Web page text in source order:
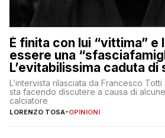
È finita con lui “vittima” e
essere una
L’evitabilissima caduta di
L’intervista rilasciata da Francesco
sta facendo discutere a causa di
calciatore
LORENZO TOSA-OPINIONI